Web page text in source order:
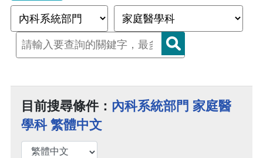
目前搜尋條件： 內科系統部門 家庭醫
學科 繁體中文